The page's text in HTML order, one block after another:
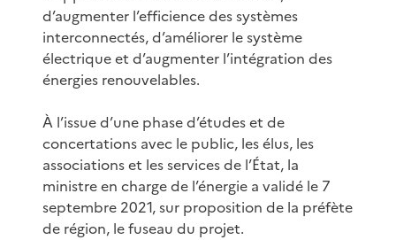
d’augmenter l’efficience des systèmes
interconnectés, d’améliorer le système
électrique et d’augmenter l’intégration des
énergies renouvelables.
À l’issue d’une phase d’études et de
concertations avec le public, les élus, les
associations et les services de l’État, la
ministre en charge de l’énergie a validé le 7
septembre 2021, sur proposition de la préfète
de région, le fuseau du projet.